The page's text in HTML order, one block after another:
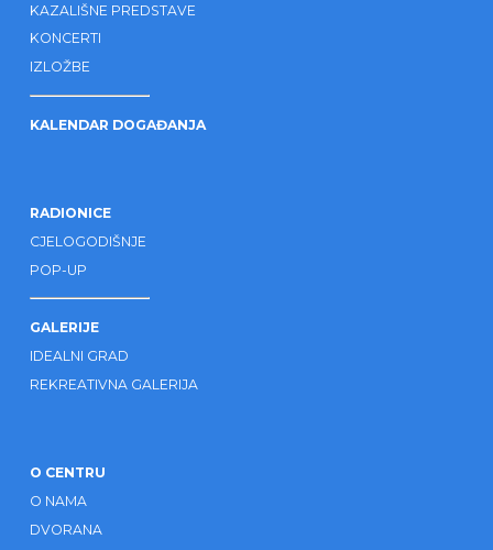
KAZALIŠNE PREDSTAVE
KONCERTI
IZLOŽBE
KALENDAR DOGAĐANJA
RADIONICE
CJELOGODIŠNJE
POP-UP
GALERIJE
IDEALNI GRAD
REKREATIVNA GALERIJA
O CENTRU
O NAMA
DVORANA